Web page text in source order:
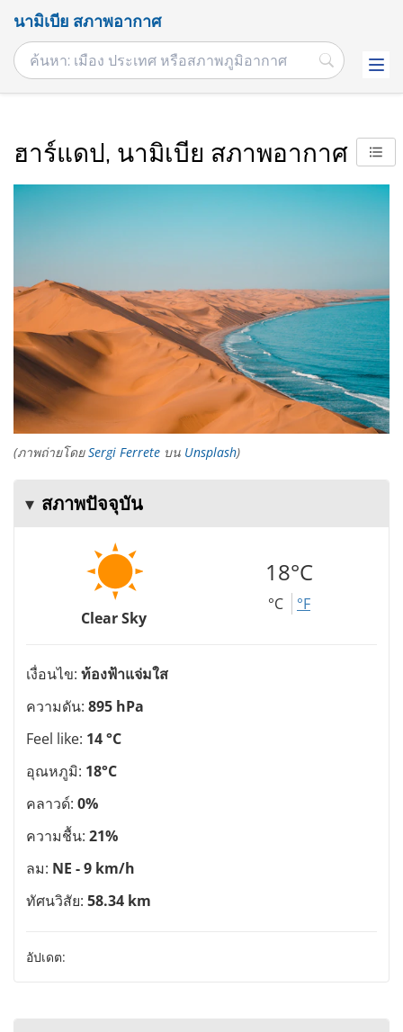
นามิเบีย สภาพอากาศ
ฮาร์แดป, นามิเบีย สภาพอากาศ
(ภาพถ่ายโดยSergi Ferrete บน Unsplash)
สภาพปัจจุบัน
Clear Sky
18°C
°C °F
เงื่อนไข: ท้องฟ้าแจ่มใส
ความดัน: 895 hPa
Feel like: 14 °C
อุณหภูมิ: 18°C
คลาวด์: 0%
ความชื้น: 21%
ลม: NE - 9 km/h
ทัศนวิสัย: 58.34 km
อัปเดต: